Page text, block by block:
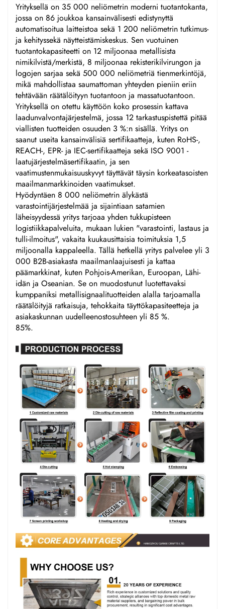
Yrityksellä on 35 000 neliömetrin moderni tuotantokanta,
jossa on 86 joukkoa kansainvälisesti edistynyttä
automatisoitua laitteistoa sekä 1 200 neliömetrin tutkimus-
ja kehityssekä näytteistämiskeskus. Sen vuotuinen
tuotantokapasiteetti on 12 miljoonaa metallisista
nimikilvistä/merkistä, 8 miljoonaa rekisterikilvirungon ja
logojen sarjaa sekä 500 000 neliömetriä tienmerkintöjä,
mikä mahdollistaa saumattoman yhteyden pieniin eriin
tehtävään räätälöityyn tuotantoon ja massatuotantoon.
Yrityksellä on otettu käyttöön koko prosessin kattava
laadunvalvontajärjestelmä, jossa 12 tarkastuspistettä pitää
viallisten tuotteiden osuuden 3 %:n sisällä. Yritys on
saanut useita kansainvälisiä sertifikaatteja, kuten RoHS-,
REACH-, EPR- ja IEC-sertifikaatteja sekä ISO 9001 -
laatujärjestelmäsertifikaatin, ja sen
vaatimustenmukaisuuskyvyt täyttävät täysin korkeatasoisten
maailmanmarkkinoiden vaatimukset.
Hyödyntäen 8 000 neliömetrin älykästä
varastointijärjestelmää ja sijaintiaan satamien
läheisyydessä yritys tarjoaa yhden tukkupisteen
logistiikkapalveluita, mukaan lukien "varastointi, lastaus ja
tulli-ilmoitus", vakaita kuukausittaisia toimituksia 1,5
miljoonalla kappaleella. Tällä hetkellä yritys palvelee yli 3
000 B2B-asiakasta maailmanlaajuisesti ja kattaa
päämarkkinat, kuten Pohjois-Amerikan, Euroopan, Lähi-
idän ja Oseanian. Se on muodostunut luotettavaksi
kumppaniksi metallisignaalituotteiden alalla tarjoamalla
räätälöityjä ratkaisuja, tehokkaita täyttökapasiteetteja ja
asiakaskunnan uudelleenostosuhteen yli 85 %.
85%.